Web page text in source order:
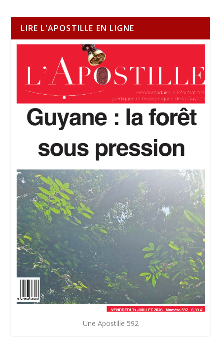
LIRE L'APOSTILLE EN LIGNE
Une Apostille 592